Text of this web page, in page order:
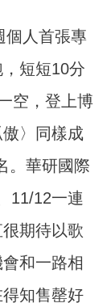
個人首張專
短短10分
空，登上博
〉同樣成
。華研國際
11/12一連
期待以歌
和一路相
知售罄好